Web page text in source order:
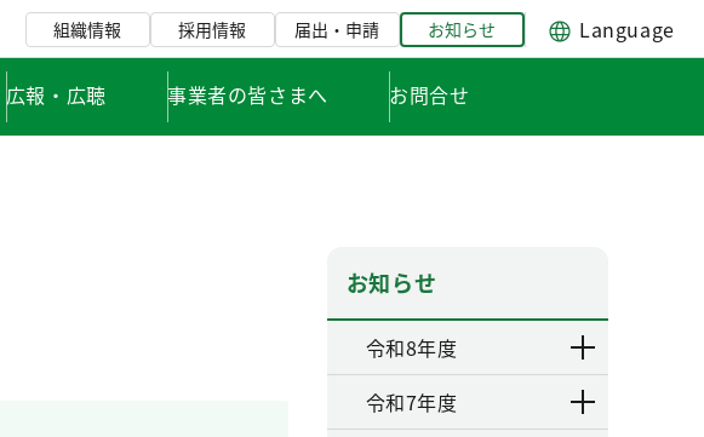
組織情報 採用情報 届出・申請 お知らせ Language
広報・広聴 事業者の皆さまへ お問合せ
お知らせ
令和8年度
令和7年度